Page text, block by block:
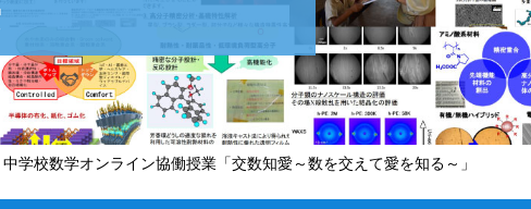
中学校数学オンライン協働授業「交数知愛～数を交えて愛を知る～」